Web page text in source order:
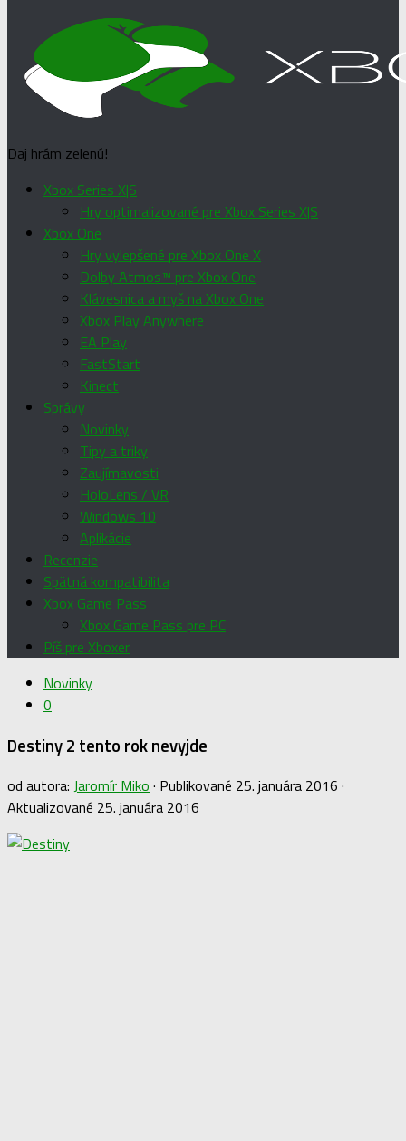
Daj hrám zelenú!
Xbox Series X|S
Hry optimalizované pre Xbox Series X|S
Xbox One
Hry vylepšené pre Xbox One X
Dolby Atmos™ pre Xbox One
Klávesnica a myš na Xbox One
Xbox Play Anywhere
EA Play
FastStart
Kinect
Správy
Novinky
Tipy a triky
Zaujímavosti
HoloLens / VR
Windows 10
Aplikácie
Recenzie
Spätná kompatibilita
Xbox Game Pass
Xbox Game Pass pre PC
Píš pre Xboxer
Novinky
0
Destiny 2 tento rok nevyjde
od autora: Jaromír Miko · Publikované 25. januára 2016 ·
Aktualizované 25. januára 2016